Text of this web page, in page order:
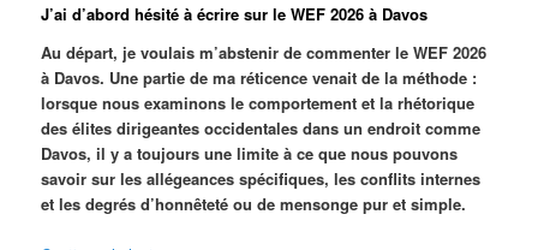
J’ai d’abord hésité à écrire sur le WEF 2026 à Davos
Au départ, je voulais m’abstenir de commenter le WEF 2026
à Davos. Une partie de ma réticence venait de la méthode :
lorsque nous examinons le comportement et la rhétorique
des élites dirigeantes occidentales dans un endroit comme
Davos, il y a toujours une limite à ce que nous pouvons
savoir sur les allégeances spécifiques, les conflits internes
et les degrés d’honnêteté ou de mensonge pur et simple.